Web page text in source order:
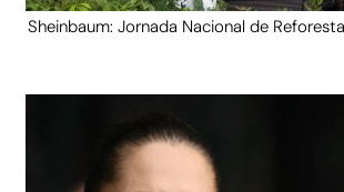
Sheinbaum: Jornada Nacional de